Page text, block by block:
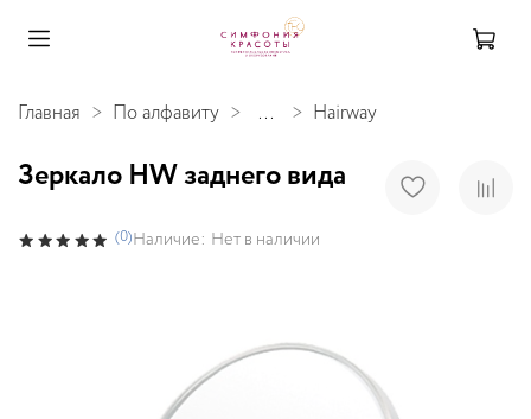
Главная По алфавиту ... Hairway
Зеркало HW заднего вида
(0)Наличие: Нет в наличии